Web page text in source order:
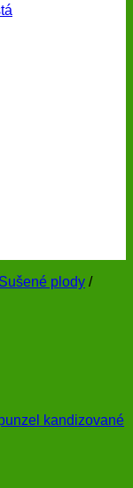
Sušené plody /